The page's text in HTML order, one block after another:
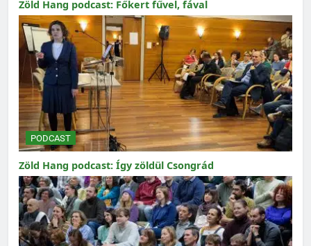
Zöld Hang podcast: Főkert fűvel, fával
PODCAST
Zöld Hang podcast: Így zöldül Csongrád